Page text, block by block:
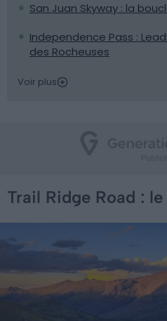
San Juan Skyway : la
Independence Pass :
des Rocheuses
Voir plus
Trail Ridge Road :